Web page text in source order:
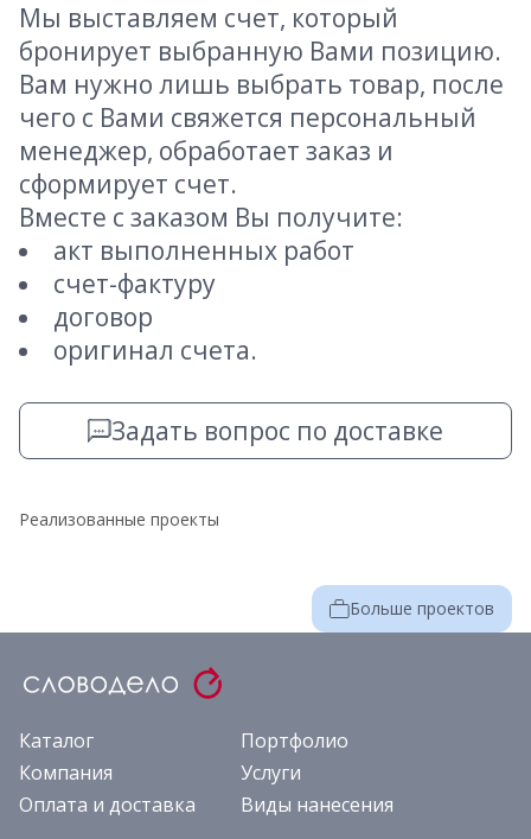
Мы выставляем счет, который
бронирует выбранную Вами позицию.
Вам нужно лишь выбрать товар, после
чего с Вами свяжется персональный
менеджер, обработает заказ и
сформирует счет.
Вместе с заказом Вы получите:
акт выполненных работ
счет-фактуру
договор
оригинал счета.
Задать вопрос по доставке
Реализованные проекты
Больше проектов
Каталог
Портфолио
Компания
Услуги
Оплата и доставка
Виды нанесения